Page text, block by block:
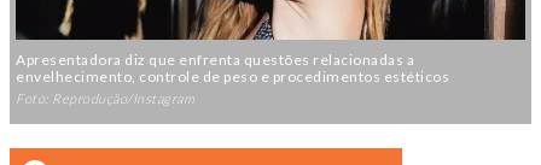
Apresentadora diz que enfrenta questões relacionadas a
envelhecimento, controle de peso e procedimentos estéticos
Foto: Reprodução/Instagram